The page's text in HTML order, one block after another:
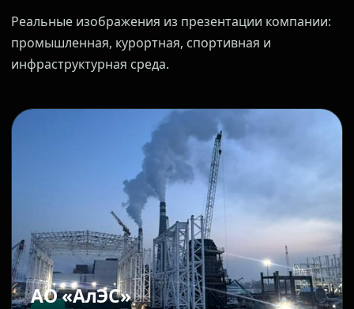
Реальные изображения из презентации компании:
промышленная, курортная, спортивная и
инфраструктурная среда.
АО «АлЭС»